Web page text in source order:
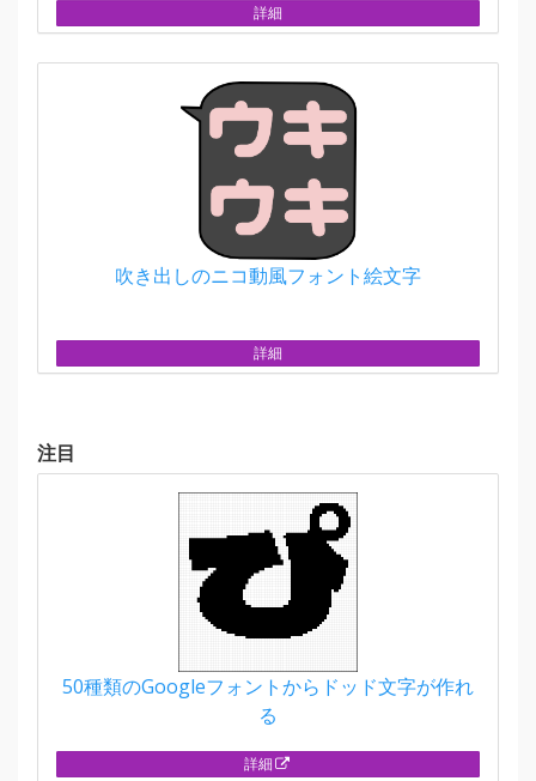
詳細
吹き出しのニコ動風フォント絵文字
詳細
注目
50種類のGoogleフォントからドッド文字が作れ
る
詳細